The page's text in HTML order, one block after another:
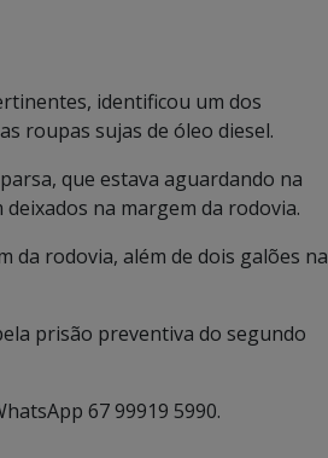
identificou um dos
roupas sujas de óleo diesel.
que estava aguardando na
na margem da rodovia.
da rodovia, além de dois galões na
prisão preventiva do segundo
67 99919 5990.